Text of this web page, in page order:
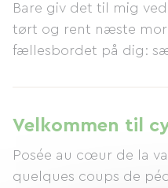
Bare giv det til mig
tørt og rent næste
fællesbordet på dig:
ankommer på cykel,
dig i tankerne - for
afsted på den rigtige
wellness-området
Velkommen til
Posée au cœur de la
quelques coups de